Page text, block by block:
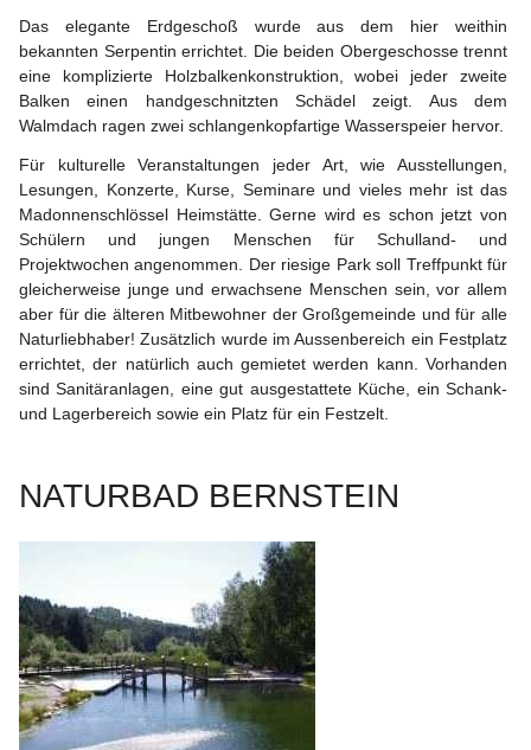
Das elegante Erdgeschoß wurde aus dem hier weithin
bekannten Serpentin errichtet. Die beiden Obergeschosse trennt
eine komplizierte Holzbalkenkonstruktion, wobei jeder zweite
Balken einen handgeschnitzten Schädel zeigt. Aus dem
Walmdach ragen zwei schlangenkopfartige Wasserspeier hervor.
Für kulturelle Veranstaltungen jeder Art, wie Ausstellungen,
Lesungen, Konzerte, Kurse, Seminare und vieles mehr ist das
Madonnenschlössel Heimstätte. Gerne wird es schon jetzt von
Schülern und jungen Menschen für Schulland- und
Projektwochen angenommen. Der riesige Park soll Treffpunkt für
gleicherweise junge und erwachsene Menschen sein, vor allem
aber für die älteren Mitbewohner der Großgemeinde und für alle
Naturliebhaber! Zusätzlich wurde im Aussenbereich ein Festplatz
errichtet, der natürlich auch gemietet werden kann. Vorhanden
sind Sanitäranlagen, eine gut ausgestattete Küche, ein Schank-
und Lagerbereich sowie ein Platz für ein Festzelt.
NATURBAD BERNSTEIN